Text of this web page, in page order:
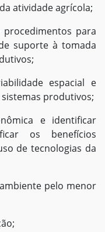
atividade agrícola;
procedimentos para
suporte à tomada
espacial e
produtivos;
e identificar
os benefícios
de tecnologias da
pelo menor